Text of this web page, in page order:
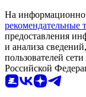
На
рекомендательные
предоставления
и анализа
пользователей
Российской